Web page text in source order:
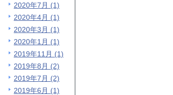
2020年7月 (1)
2020年4月 (1)
2020年3月 (1)
2020年1月 (1)
2019年11月 (1)
2019年8月 (2)
2019年7月 (2)
2019年6月 (1)